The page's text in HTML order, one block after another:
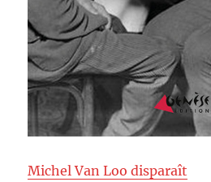
Michel Van Loo disparaît